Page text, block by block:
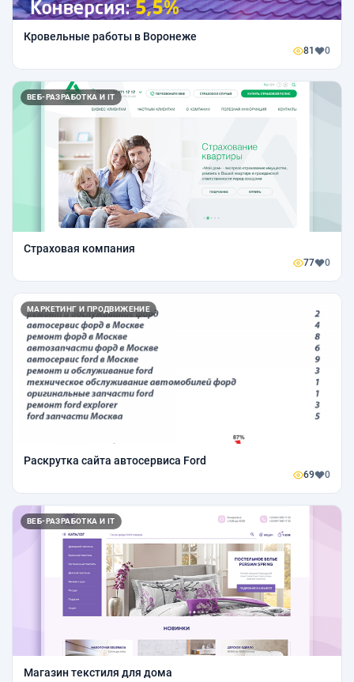
Кровельные работы в Воронеже
81 0
ВЕБ-РАЗРАБОТКА И IT
Cтраховая компания
77 0
МАРКЕТИНГ И ПРОДВИЖЕНИЕ
Раскрутка сайта автосервиса Ford
69 0
ВЕБ-РАЗРАБОТКА И IT
Магазин текстиля для дома